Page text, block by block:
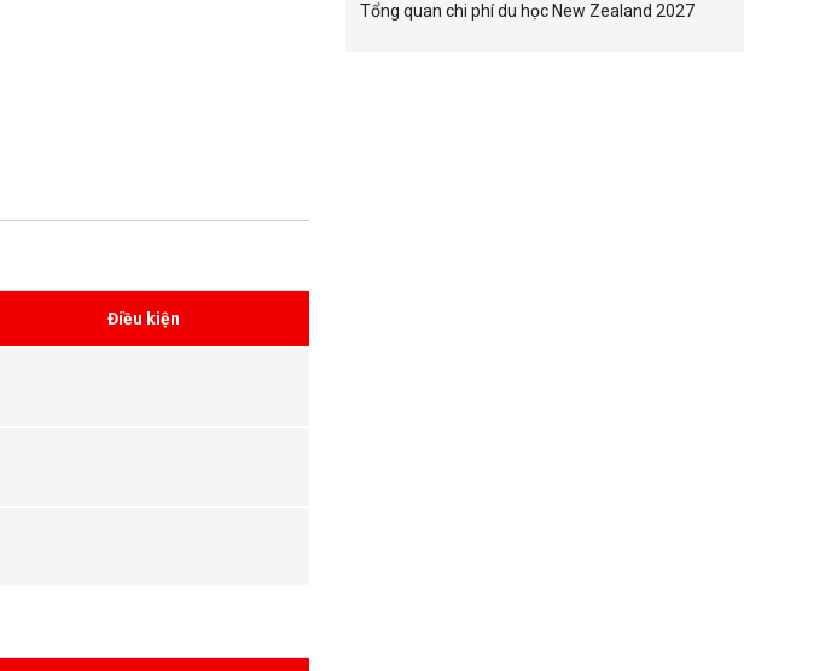
Điều kiện
Tổng quan chi phí du học New Zealand 2027